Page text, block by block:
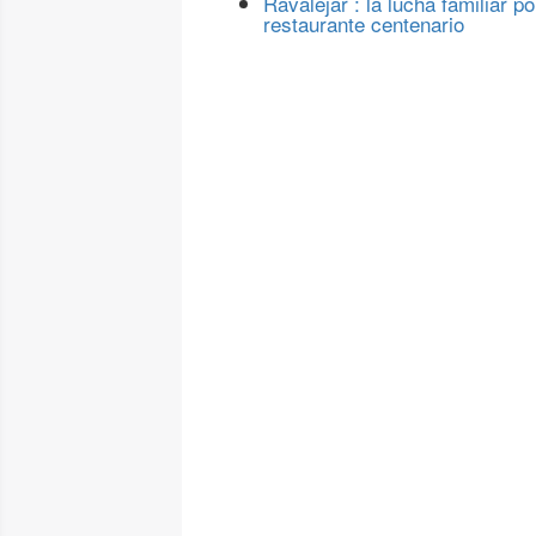
restaurante centenario